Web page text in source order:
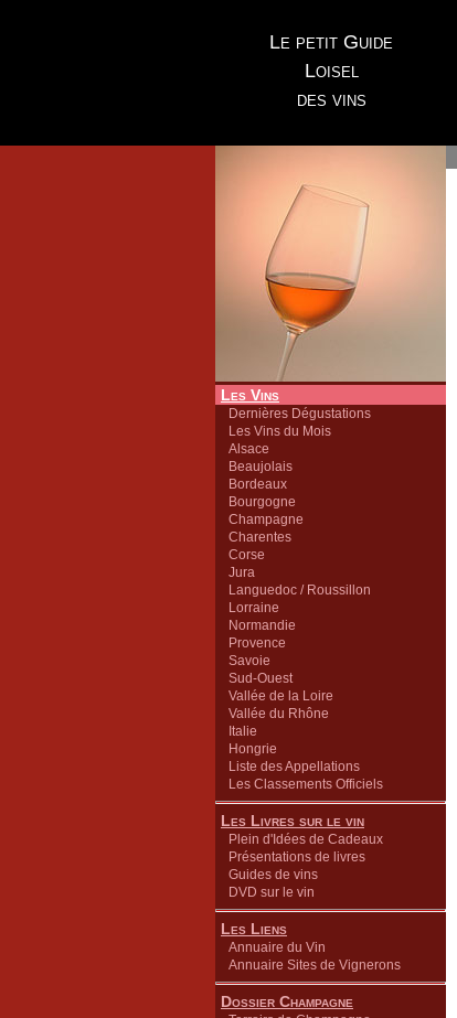
Le petit Guide
Loisel
des vins
Les Vins
Dernières Dégustations
Les Vins du Mois
Alsace
Beaujolais
Bordeaux
Bourgogne
Champagne
Charentes
Corse
Jura
Languedoc / Roussillon
Lorraine
Normandie
Provence
Savoie
Sud-Ouest
Vallée de la Loire
Vallée du Rhône
Italie
Hongrie
Liste des Appellations
Les Classements Officiels
Les Livres sur le vin
Plein d'Idées de Cadeaux
Présentations de livres
Guides de vins
DVD sur le vin
Les Liens
Annuaire du Vin
Annuaire Sites de Vignerons
Dossier Champagne